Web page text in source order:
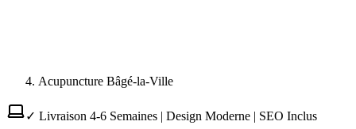
Acupuncture Bâgé-la-Ville
✓ Livraison 4-6 Semaines | Design Moderne | SEO Inclus